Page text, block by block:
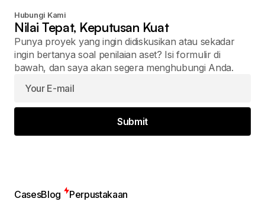
Hubungi Kami
Nilai Tepat, Keputusan Kuat
Punya proyek yang ingin didiskusikan atau sekadar
ingin bertanya soal penilaian aset? Isi formulir di
bawah, dan saya akan segera menghubungi Anda.
Submit
CasesBlog Perpustakaan